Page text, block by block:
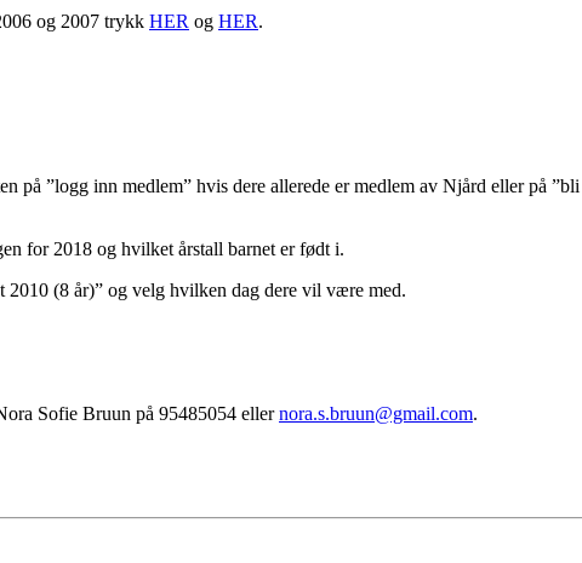
og 2007 trykk HER og HER.
på ”logg inn medlem” hvis dere allerede er medlem av Njård eller på
for 2018 og hvilket årstall barnet er født i.
(8 år)” og velg hvilken dag dere vil være med.
Sofie Bruun på 95485054 ellernora.s.bruun@gmail.com.